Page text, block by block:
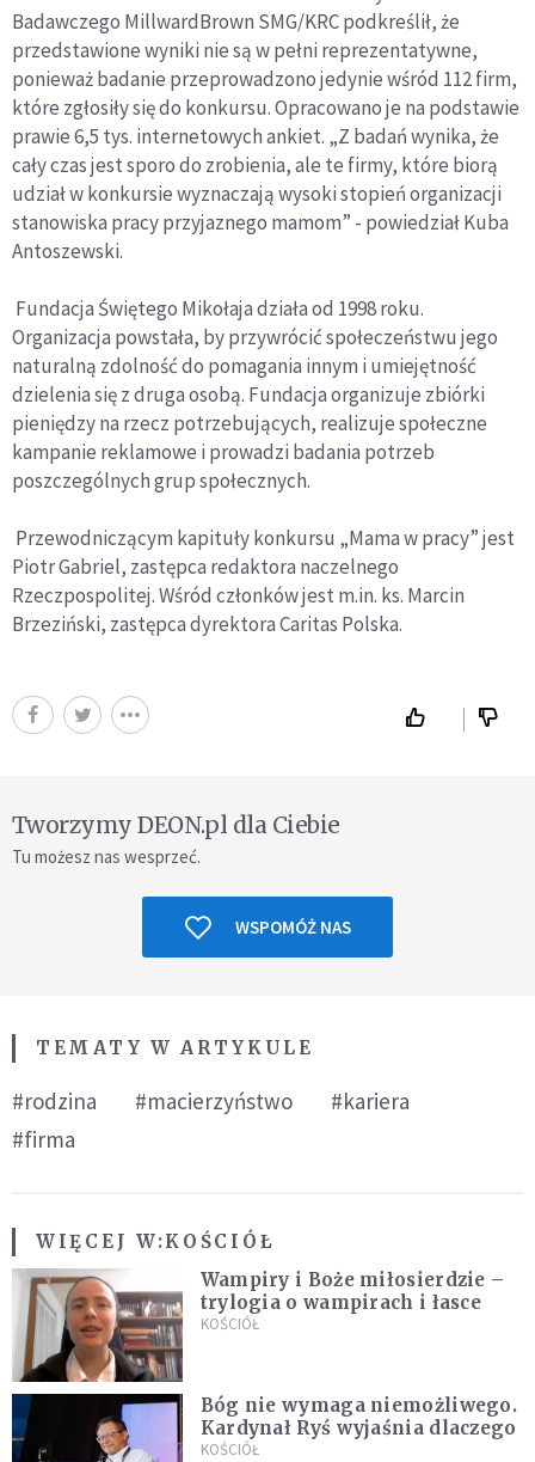
Badawczego MillwardBrown SMG/KRC podkreślił, że
przedstawione wyniki nie są w pełni reprezentatywne,
ponieważ badanie przeprowadzono jedynie wśród 112 firm,
które zgłosiły się do konkursu. Opracowano je na podstawie
prawie 6,5 tys. internetowych ankiet. „Z badań wynika, że
cały czas jest sporo do zrobienia, ale te firmy, które biorą
udział w konkursie wyznaczają wysoki stopień organizacji
stanowiska pracy przyjaznego mamom” - powiedział Kuba
Antoszewski.
Fundacja Świętego Mikołaja działa od 1998 roku.
Organizacja powstała, by przywrócić społeczeństwu jego
naturalną zdolność do pomagania innym i umiejętność
dzielenia się z druga osobą. Fundacja organizuje zbiórki
pieniędzy na rzecz potrzebujących, realizuje społeczne
kampanie reklamowe i prowadzi badania potrzeb
poszczególnych grup społecznych.
Przewodniczącym kapituły konkursu „Mama w pracy” jest
Piotr Gabriel, zastępca redaktora naczelnego
Rzeczpospolitej. Wśród członków jest m.in. ks. Marcin
Brzeziński, zastępca dyrektora Caritas Polska.
Tworzymy DEON.pl dla Ciebie
Tu możesz nas wesprzeć.
WSPOMÓŻ NAS
TEMATY W ARTYKULE
#rodzina #macierzyństwo
#kariera
#firma
WIĘCEJ W:KOŚCIÓŁ
Wampiry i Boże miłosierdzie –
trylogia o wampirach i łasce
KOŚCIÓŁ
Bóg nie wymaga niemożliwego.
Kardynał Ryś wyjaśnia dlaczego
KOŚCIÓŁ